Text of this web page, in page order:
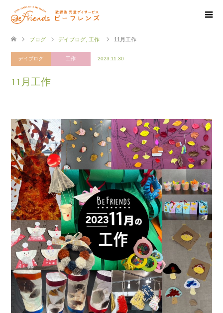
ブログ デイブログ 工作 11月工作
デイブログ 工作 2023.11.30
11月工作